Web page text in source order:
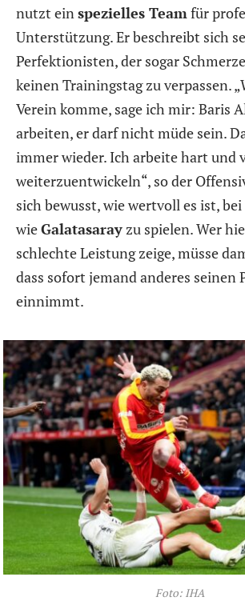
nutzt einspezielles Teamfür
Unterstützung. Er beschreibt sich
Perfektionisten, der sogar
keinen Trainingstag zu verpassen.
Verein komme, sage ich mir: Baris
arbeiten, er darf nicht müde sein.
immer wieder. Ich arbeite hart und
weiterzuentwickeln“, so der
sich bewusst, wie wertvoll es ist,
wieGalatasarayzu spielen. Wer
schlechte Leistung zeige, müsse
dass sofort jemand anderes seinen
einnimmt.
Foto: IHA